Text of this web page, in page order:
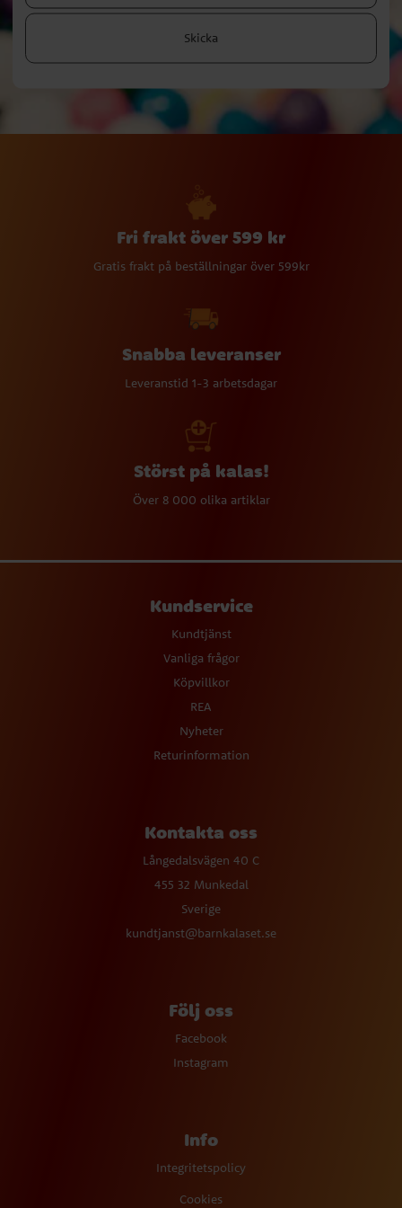
Skicka
Fri frakt över 599 kr
Gratis frakt på beställningar över 599kr
Snabba leveranser
Leveranstid 1-3 arbetsdagar
Störst på kalas!
Över 8 000 olika artiklar
Kundservice
Kundtjänst
Vanliga frågor
Köpvillkor
REA
Nyheter
Returinformation
Kontakta oss
Långedalsvägen 40 C
455 32 Munkedal
Sverige
kundtjanst@barnkalaset.se
Följ oss
Facebook
Instagram
Info
Integritetspolicy
Cookies